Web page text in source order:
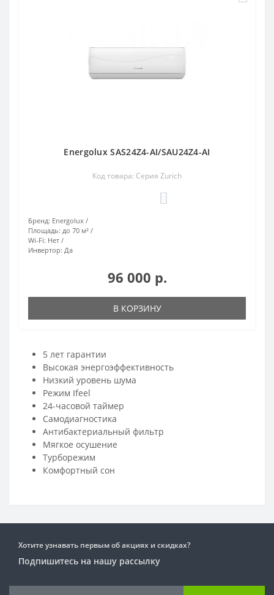
Energolux SAS24Z4-AI/SAU24Z4-AI
Код товара: Серия Zurich
Бренд: Energolux
Площадь: до 70 м²
Wi-Fi: Нет
Инвертор: Да
96 000 р.
В КОРЗИНУ
5 лет гарантии
Высокая энергоэффективность
Низкий уровень шума
Режим Ifeel
24-часовой таймер
Самодиагностика
Антибактериальный фильтр
Мягкое осушение
Турборежим
Комфортный сон
Хотите узнавать первым об акциях и скидках?
Подпишитесь на нашу рассылку